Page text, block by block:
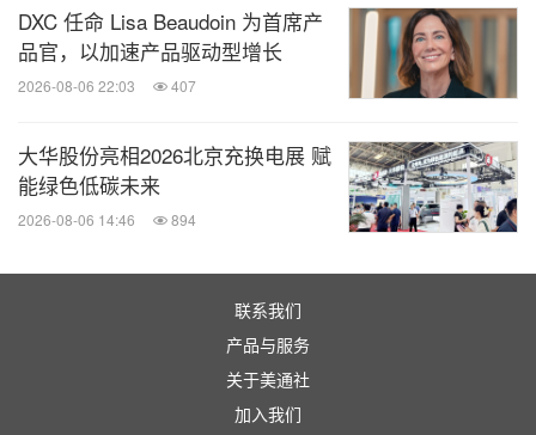
勃为满足多样化行星滚柱丝杆润滑需求的实证。
5.油封系统：润滑剂和密封材料的协同解决方案
机器人相关零部件的油封等需在-40℃至150℃温度
循环中保持密封性，良好的密封性能可显著提升设备
PETAMO GHY 133 N和 Sealub S系列产品
，与橡胶类密封材质经过严格的兼容性
测试，确保减少摩擦的同时，橡胶类材质能维持长效
DXC 任命 Lisa Beaudoin 为首席产
品官，以加速产品驱动型增长
2026-08-06 22:03 407
大华股份亮相2026北京充换电展 赋
能绿色低碳未来
2026-08-06 14:46 894
联系我们
产品与服务
关于美通社
加入我们